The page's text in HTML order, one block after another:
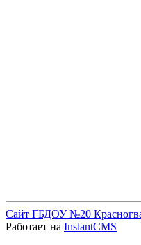
Сайт ГБДОУ №20
Работает на InstantCMS